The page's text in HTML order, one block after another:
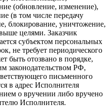
(обновление, изменение),
(в том числе передачу
блокирование, уничтожение,
целями. Заказчик
субъектом персональных
не требует периодического
быть отозвано в порядке,
законодательством РФ,
письменного
в адрес Исполнителя
о вручении либо вручено
Исполнителя.